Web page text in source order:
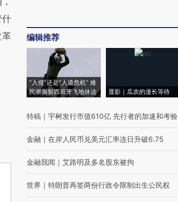
革
编辑推荐
“入侵”还是“人道危机” 难
民潮撕裂西班牙飞地休达
显影｜瓜农的漫长等待
特稿 ｜ 宇树发行市值610亿 先行者的加速和考验
金融 ｜ 在岸人民币兑美元汇率连日升破6.75
金融我闻 ｜ 艾路明及多名股东被拘
世界 ｜ 特朗普再签两份行政令限制出生公民权